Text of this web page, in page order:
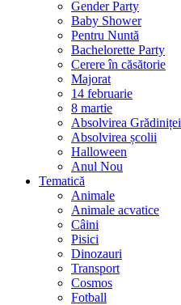
Gender Party
Baby Shower
Pentru Nuntă
Bachelorette Party
Cerere în căsătorie
Majorat
14 februarie
8 martie
Absolvirea Grădiniței
Absolvirea școlii
Halloween
Anul Nou
Tematică
Animale
Animale acvatice
Câini
Pisici
Dinozauri
Transport
Cosmos
Fotball